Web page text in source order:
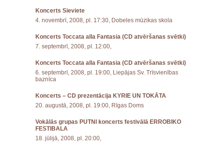
Koncerts Sieviete
4. novembrī, 2008, pl. 17:30, Dobeles mūzikas skola
Koncerts Toccata alla Fantasia (CD atvēršanas svētki)
7. septembrī, 2008, pl. 12:00,
Koncerts Toccata alla Fantasia (CD atvēršanas svētki)
6. septembrī, 2008, pl. 19:00, Liepājas Sv. Trīsvienības
baznīca
Koncerts – CD prezentācija KYRIE UN TOKĀTA
20. augustā, 2008, pl. 19:00, Rīgas Doms
Vokālās grupas PUTNI koncerts festivālā ERROBIKO
FESTIBALA
18. jūlijā, 2008, pl. 20:00,